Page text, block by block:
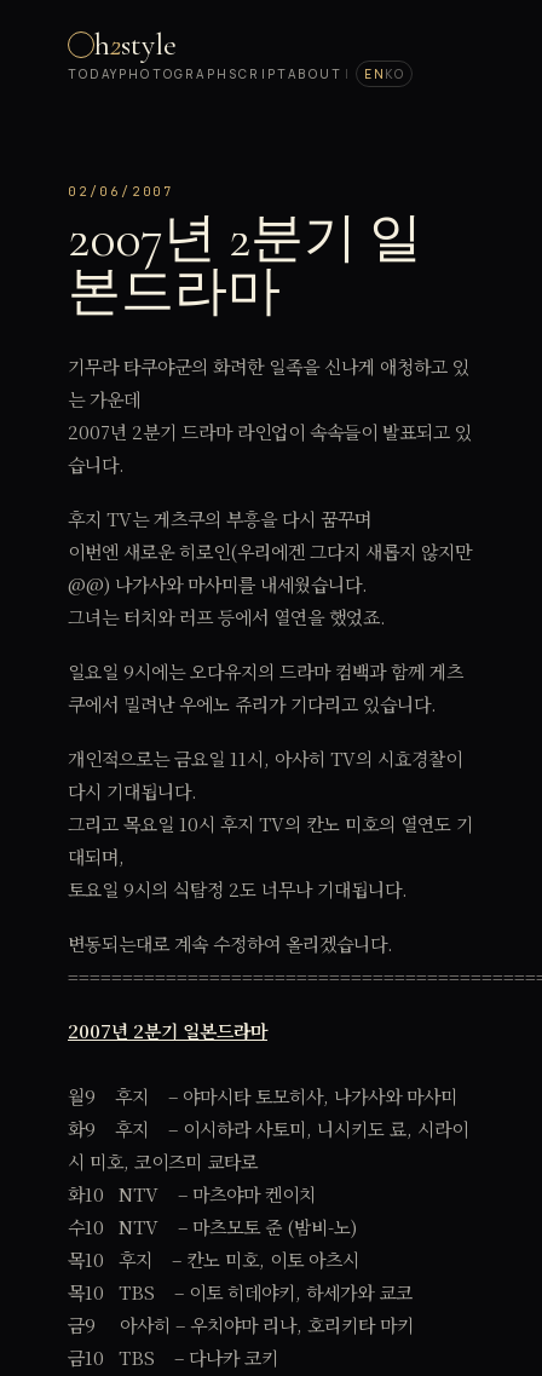
h2style
TODAY PHOTOGRAPH SCRIPTABOUT | EN KO
02/06/2007
2007년 2분기 일
본드라마
기무라 타쿠야군의 화려한 일족을 신나게 애청하고 있
는 가운데
2007년 2분기 드라마 라인업이 속속들이 발표되고 있
습니다.
후지 TV는 게츠쿠의 부흥을 다시 꿈꾸며
이번엔 새로운 히로인(우리에겐 그다지 새롭지 않지만
@@) 나가사와 마사미를 내세웠습니다.
그녀는 터치와 러프 등에서 열연을 했었죠.
일요일 9시에는 오다유지의 드라마 컴백과 함께 게츠
쿠에서 밀려난 우에노 쥬리가 기다리고 있습니다.
개인적으로는 금요일 11시, 아사히 TV의 시효경찰이
다시 기대됩니다.
그리고 목요일 10시 후지 TV의 칸노 미호의 열연도 기
대되며,
토요일 9시의 식탐정 2도 너무나 기대됩니다.
변동되는대로 계속 수정하여 올리겠습니다.
2007년 2분기 일본드라마
월9 후지 – 야마시타 토모히사, 나가사와 마사미
화9 후지 – 이시하라 사토미, 니시키도 료, 시라이
시 미호, 코이즈미 쿄타로
화10 NTV – 마츠야마 켄이치
수10 NTV – 마츠모토 준 (밤비-노)
목10 후지 – 칸노 미호, 이토 아츠시
목10 TBS – 이토 히데야키, 하세가와 쿄코
금9 아사히 – 우치야마 리나, 호리키타 마키
금10 TBS – 다나카 코키